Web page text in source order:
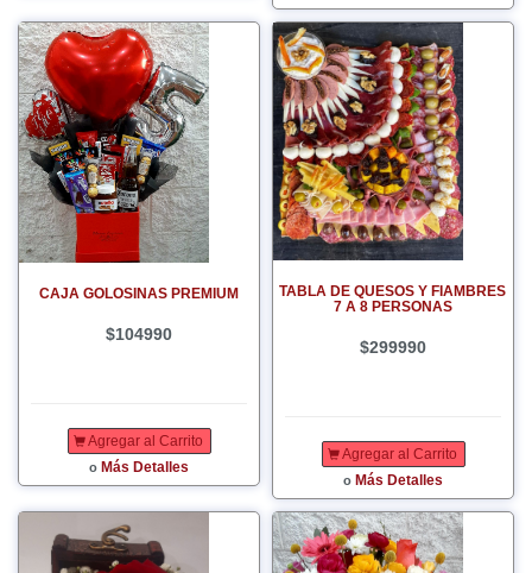
CAJA GOLOSINAS PREMIUM
$104990
Agregar al Carrito
o Más Detalles
TABLA DE QUESOS Y FIAMBRES
7 A 8 PERSONAS
$299990
Agregar al Carrito
o Más Detalles